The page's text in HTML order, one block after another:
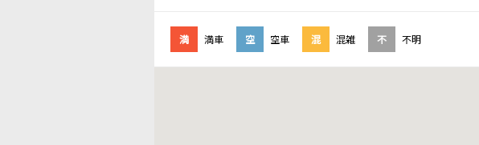
満 満車 空 空車 混 混雑 不 不明